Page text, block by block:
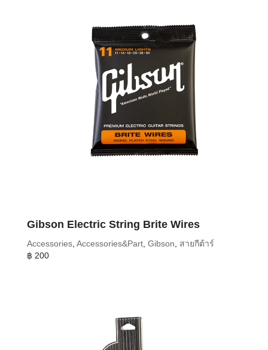
Gibson Electric String Brite Wires
Accessories Accessories&Part Gibson
สายกีต้าร์
฿ 200